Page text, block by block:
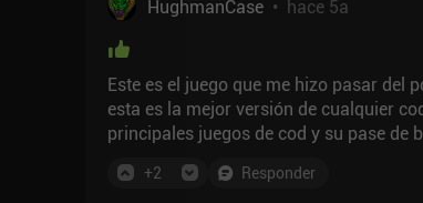
HughmanCase• hace 5a
Este es el juego que me hizo pasar del
esta es la mejor versión de cualquier
principales juegos de cod y su pase de
warzone... Pero, ¿y si no te interesa
+2 Responder